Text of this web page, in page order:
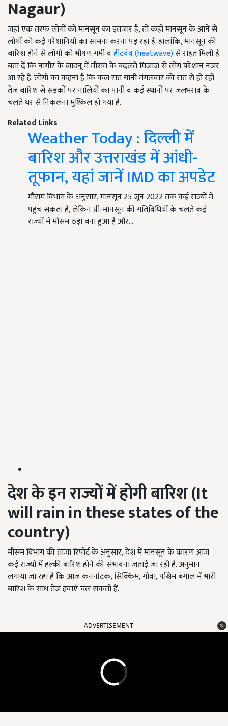
Nagaur)
जहां एक तरफ लोगों को मानसून का इंतजार है, तो कहीं मानसून के आने से
लोगों को कई परेशानियों का सामना करना पड़ रहा है. हालांकि, मानसून की
बारिश होने से लोगों को भीषण गर्मी वहीटवेव (heatwave)से राहत मिली है.
बता दें कि नागौर के लाडनूं में मौसम के बदलते मिजाज से लोग परेशान नजर
आ रहे हैं. लोगों का कहना है कि कल रात यानी मंगलवार की रात से हो रही
तेज बारिश से सड़कों पर नालियों का पानी व कई स्थानों पर जलभराव के
चलते घर से निकलना मुश्किल हो गया है.
Related Links
Weather Today : दिल्ली में
बारिश और उत्तराखंड में आंधी-
तूफान, यहां जानें IMD का अपडेट
मौसम विभाग के अनुसार, मानसून 25 जून 2022 तक कई राज्यों में
पहुंच सकता है, लेकिन प्री-मानसून की गतिविधियों के चलते कई
राज्यों में मौसम ठंड़ा बना हुआ है और…
देश के इन राज्यों में होगी बारिश(It
will rain in these states of the
country)
मौसम विभाग की ताजा रिपोर्ट के अनुसार, देश में मानसून के कारण आज
कई राज्यों में हल्की बारिश होने की संभावना जताई जा रही है. अनुमान
लगाया जा रहा है कि आज कनर्नाटक, सिक्किम, गोवा, पश्चिम बंगाल में भारी
बारिश के साथ तेज हवाएं चल सकती हैं.
ADVERTISEMENT